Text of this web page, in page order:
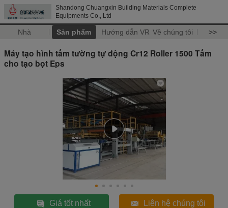
Shandong Chuangxin Building Materials Complete
Equipments Co., Ltd
Nhà Sản phẩm Hướng dẫn VR Về chúng tôi >>
Máy tạo hình tấm tường tự động Cr12 Roller 1500 Tấm
cho tạo bọt Eps
Giá tốt nhất Liên hệ chúng tôi